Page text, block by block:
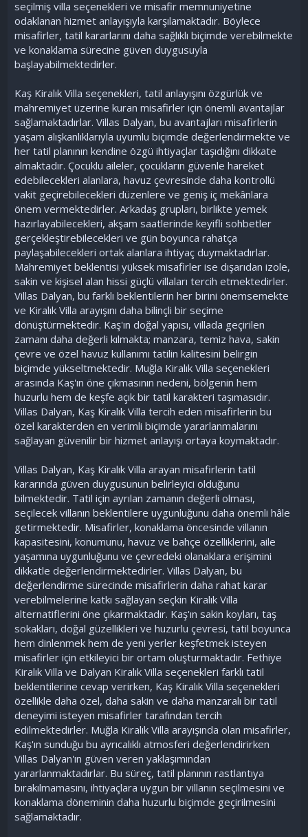
seçilmiş villa seçenekleri ve misafir memnuniyetine
odaklanan hizmet anlayışıyla karşılamaktadır. Böylece
misafirler, tatil kararlarını daha sağlıklı biçimde verebilmekte
ve konaklama sürecine güven duygusuyla
başlayabilmektedirler.
Kaş Kiralık Villa seçenekleri, tatil anlayışını özgürlük ve
mahremiyet üzerine kuran misafirler için önemli avantajlar
sağlamaktadırlar. Villas Dalyan, bu avantajları misafirlerin
yaşam alışkanlıklarıyla uyumlu biçimde değerlendirmekte ve
her tatil planının kendine özgü ihtiyaçlar taşıdığını dikkate
almaktadır. Çocuklu aileler, çocukların güvenle hareket
edebilecekleri alanlara, havuz çevresinde daha kontrollü
vakit geçirebilecekleri düzenlere ve geniş iç mekânlara
önem vermektedirler. Arkadaş grupları, birlikte yemek
hazırlayabilecekleri, akşam saatlerinde keyifli sohbetler
gerçekleştirebilecekleri ve gün boyunca rahatça
paylaşabilecekleri ortak alanlara ihtiyaç duymaktadırlar.
Mahremiyet beklentisi yüksek misafirler ise dışarıdan izole,
sakin ve kişisel alan hissi güçlü villaları tercih etmektedirler.
Villas Dalyan, bu farklı beklentilerin her birini önemsemekte
ve Kiralık Villa arayışını daha bilinçli bir seçime
dönüştürmektedir. Kaş'ın doğal yapısı, villada geçirilen
zamanı daha değerli kılmakta; manzara, temiz hava, sakin
çevre ve özel havuz kullanımı tatilin kalitesini belirgin
biçimde yükseltmektedir. Muğla Kiralık Villa seçenekleri
arasında Kaş'ın öne çıkmasının nedeni, bölgenin hem
huzurlu hem de keşfe açık bir tatil karakteri taşımasıdır.
Villas Dalyan, Kaş Kiralık Villa tercih eden misafirlerin bu
özel karakterden en verimli biçimde yararlanmalarını
sağlayan güvenilir bir hizmet anlayışı ortaya koymaktadır.
Villas Dalyan, Kaş Kiralık Villa arayan misafirlerin tatil
kararında güven duygusunun belirleyici olduğunu
bilmektedir. Tatil için ayrılan zamanın değerli olması,
seçilecek villanın beklentilere uygunluğunu daha önemli hâle
getirmektedir. Misafirler, konaklama öncesinde villanın
kapasitesini, konumunu, havuz ve bahçe özelliklerini, aile
yaşamına uygunluğunu ve çevredeki olanaklara erişimini
dikkatle değerlendirmektedirler. Villas Dalyan, bu
değerlendirme sürecinde misafirlerin daha rahat karar
verebilmelerine katkı sağlayan seçkin Kiralık Villa
alternatiflerini öne çıkarmaktadır. Kaş'ın sakin koyları, taş
sokakları, doğal güzellikleri ve huzurlu çevresi, tatil boyunca
hem dinlenmek hem de yeni yerler keşfetmek isteyen
misafirler için etkileyici bir ortam oluşturmaktadır. Fethiye
Kiralık Villa ve Dalyan Kiralık Villa seçenekleri farklı tatil
beklentilerine cevap verirken, Kaş Kiralık Villa seçenekleri
özellikle daha özel, daha sakin ve daha manzaralı bir tatil
deneyimi isteyen misafirler tarafından tercih
edilmektedirler. Muğla Kiralık Villa arayışında olan misafirler,
Kaş'ın sunduğu bu ayrıcalıklı atmosferi değerlendirirken
Villas Dalyan'ın güven veren yaklaşımından
yararlanmaktadırlar. Bu süreç, tatil planının rastlantıya
bırakılmamasını, ihtiyaçlara uygun bir villanın seçilmesini ve
konaklama döneminin daha huzurlu biçimde geçirilmesini
sağlamaktadır.